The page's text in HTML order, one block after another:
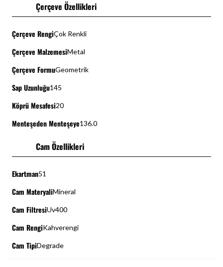
Çerçeve Özellikleri
Çerçeve RengiÇok Renkli
Çerçeve MalzemesiMetal
Çerçeve FormuGeometrik
Sap Uzunluğu145
Köprü Mesafesi20
Menteşeden Menteşeye136.0
Cam Özellikleri
Ekartman51
Cam MateryaliMineral
Cam FiltresiUv400
Cam RengiKahverengi
Cam TipiDegrade